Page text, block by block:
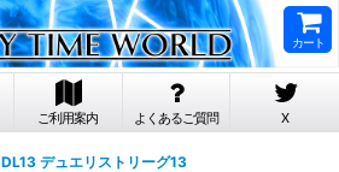
カート
ご利用案内 よくあるご質問 X
DL13 デュエリストリーグ13